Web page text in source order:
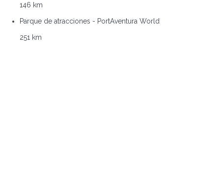
146 km
Parque de atracciones - PortAventura World
251 km